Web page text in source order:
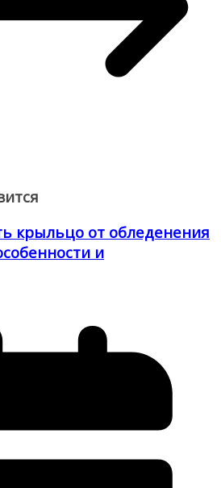
крыльцо от обледенения
и